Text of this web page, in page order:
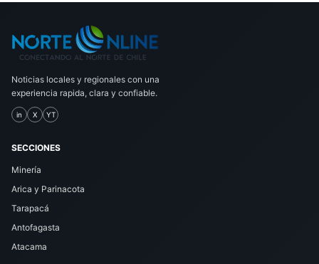
Noticias locales y regionales con una
experiencia rapida, clara y confiable.
in X YT
SECCIONES
Minería
Arica y Parinacota
Tarapacá
Antofagasta
Atacama